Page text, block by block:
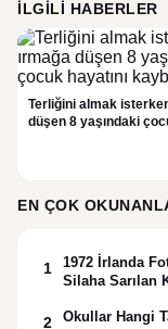
İLGILI HABERLER
Terliğini almak
düşen 8 yaşındaki
EN ÇOK
1
1972 İrlanda
Silaha Sarılan
2 Okullar Hangi